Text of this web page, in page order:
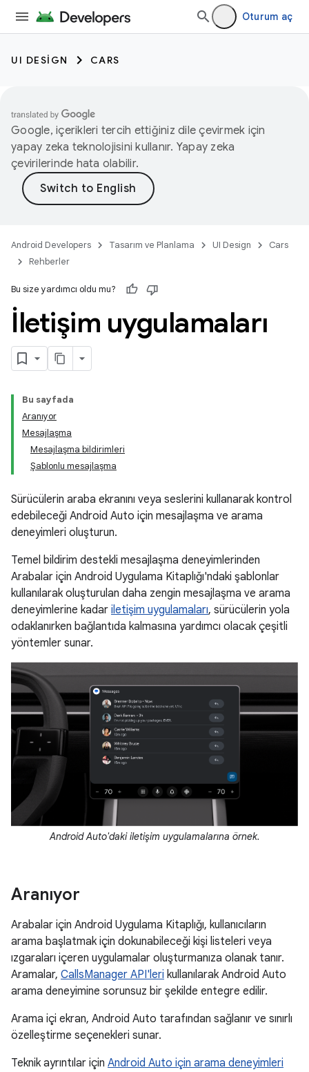
Oturum aç
UI DESIGN CARS
Google, içerikleri tercih ettiğiniz dile çevirmek için
yapay zeka teknolojisini kullanır. Yapay zeka
çevirilerinde hata olabilir.
Android Developers Tasarım ve Planlama UI Design
Cars
Rehberler
Bu size yardımcı oldu mu?
İletişim uygulamaları
Bu sayfada
Aranıyor
Mesajlaşma
Mesajlaşma bildirimleri
Şablonlu mesajlaşma
Sürücülerin araba ekranını veya seslerini kullanarak kontrol
edebileceği Android Auto için mesajlaşma ve arama
deneyimleri oluşturun.
Temel bildirim destekli mesajlaşma deneyimlerinden
Arabalar için Android Uygulama Kitaplığı'ndaki şablonlar
kullanılarak oluşturulan daha zengin mesajlaşma ve arama
deneyimlerine kadar iletişim uygulamaları, sürücülerin yola
odaklanırken bağlantıda kalmasına yardımcı olacak çeşitli
yöntemler sunar.
Android Auto'daki iletişim uygulamalarına örnek.
Aranıyor
Arabalar için Android Uygulama Kitaplığı, kullanıcıların
arama başlatmak için dokunabileceği kişi listeleri veya
ızgaraları içeren uygulamalar oluşturmanıza olanak tanır.
Aramalar, CallsManager API'leri kullanılarak Android Auto
arama deneyimine sorunsuz bir şekilde entegre edilir.
Arama içi ekran, Android Auto tarafından sağlanır ve sınırlı
özelleştirme seçenekleri sunar.
Teknik ayrıntılar için Android Auto için arama deneyimleri